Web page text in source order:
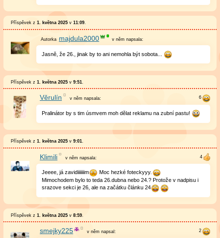
Příspěvek z 1. května 2025v 11:09.
majdula2000 v němnapsala:
Jasně, že 26., jinak by to ani nemohla být sobota...
Příspěvek z 1. května 2025v 9:51
Věrulín v něm napsala:
Pralinátor by s tim úsmvem moh dělat reklamu na zubní pastu!
Příspěvek z 1. května 2025v 9:01
Klimili v něm napsala:
Jeeee, já zavidiiiiiiim
Moc hezké foteckyyy.
Mimochodem bylo to teda 26.dubna nebo 24.? Protože v nadpisu i
srazove sekci je 26, ale na začátku článku 24
Příspěvek z 1. května 2025v 8:59.
smejky225 v němnapsal: